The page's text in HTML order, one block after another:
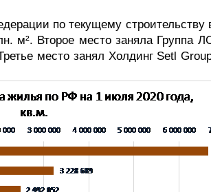
по текущему
м². Второе место заняла Группа
место занял Холдинг Setl